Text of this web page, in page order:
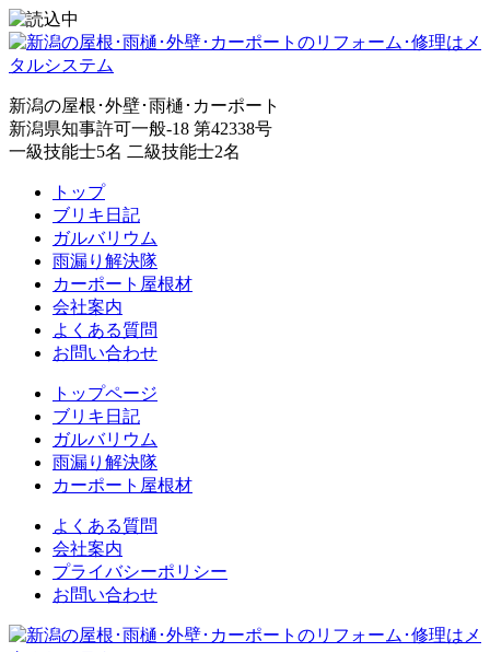
新潟の屋根･外壁･雨樋･カーポート
新潟県知事許可一般-18 第42338号
一級技能士5名 二級技能士2名
トップ
ブリキ日記
ガルバリウム
雨漏り解決隊
カーポート屋根材
会社案内
よくある質問
お問い合わせ
トップページ
ブリキ日記
ガルバリウム
雨漏り解決隊
カーポート屋根材
よくある質問
会社案内
プライバシーポリシー
お問い合わせ